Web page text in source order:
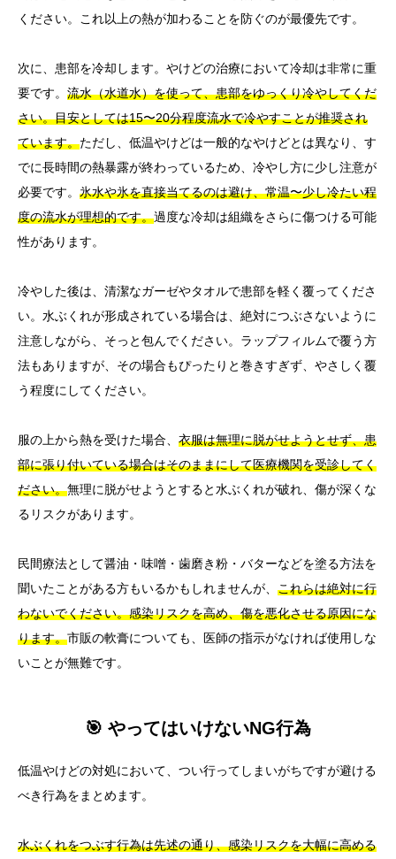
ください。これ以上の熱が加わることを防ぐのが最優先です。
次に、患部を冷却します。やけどの治療において冷却は非常に重
要です。 流水（水道水）を使って、患部をゆっくり冷やしてくだ
さい。目安としては15〜20分程度流水で冷やすことが推奨され
ています。ただし、低温やけどは一般的なやけどとは異なり、す
でに長時間の熱暴露が終わっているため、冷やし方に少し注意が
必要です。 氷水や氷を直接当てるのは避け、常温〜少し冷たい程
度の流水が理想的です。過度な冷却は組織をさらに傷つける可能
性があります。
冷やした後は、清潔なガーゼやタオルで患部を軽く覆ってくださ
い。水ぶくれが形成されている場合は、絶対につぶさないように
注意しながら、そっと包んでください。ラップフィルムで覆う方
法もありますが、その場合もぴったりと巻きすぎず、やさしく覆
う程度にしてください。
服の上から熱を受けた場合、 衣服は無理に脱がせようとせず、患
部に張り付いている場合はそのままにして医療機関を受診してく
ださい。無理に脱がせようとすると水ぶくれが破れ、傷が深くな
るリスクがあります。
民間療法として醤油・味噌・歯磨き粉・バターなどを塗る方法を
聞いたことがある方もいるかもしれませんが、 これらは絶対に行
わないでください。感染リスクを高め、傷を悪化させる原因にな
ります。市販の軟膏についても、医師の指示がなければ使用しな
いことが無難です。
🎯 やってはいけないNG行為
低温やけどの対処において、つい行ってしまいがちですが避ける
べき行為をまとめます。
水ぶくれをつぶす行為は先述の通り、感染リスクを大幅に高める